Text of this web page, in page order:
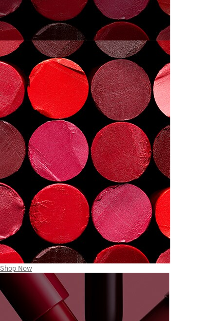
Shop Now